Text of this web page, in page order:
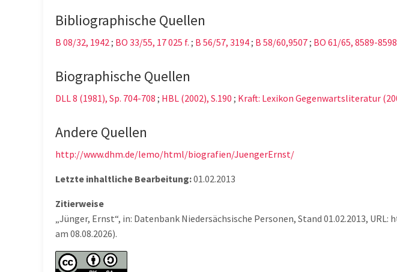
Bibliographische Quellen
B 08/32, 1942; BO 33/55, 17 025 f. ; B 56/57, 3194; B 58/60,9507; BO 61/65, 8589-8598
Biographische Quellen
DLL 8 (1981), Sp. 704-708 ; HBL (2002), S.190 ; Kraft: Lexikon Gegenwartsliteratur
Andere Quellen
http://www.dhm.de/lemo/html/biografien/JuengerErnst/
Letzte inhaltliche Bearbeitung:01.02.2013
Zitierweise
„Jünger, Ernst“, in: Datenbank Niedersächsische Personen, Stand 01.02.2013,
am 08.08.2026).